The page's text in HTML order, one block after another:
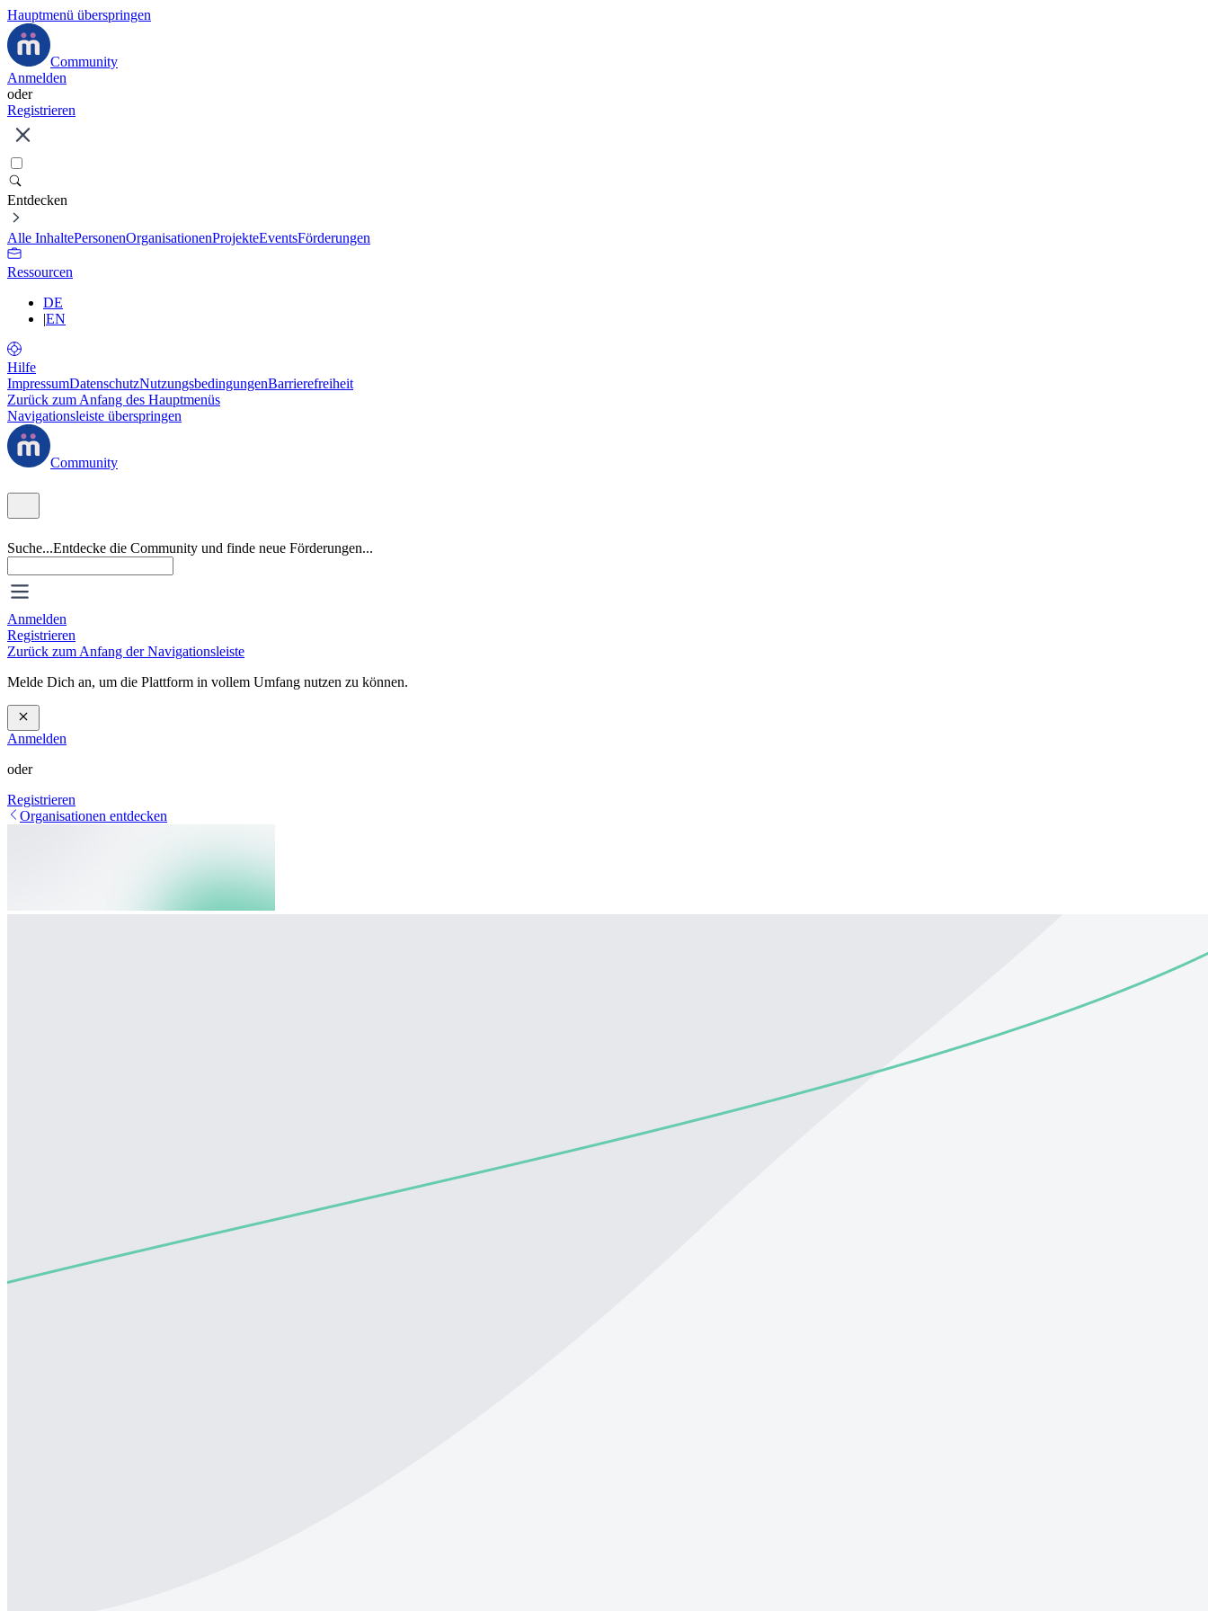
Hauptmenü überspringen
Community
Anmelden
oder
Registrieren
Entdecken
Alle InhaltePersonenOrganisationenProjekteEventsFörderungen
Ressourcen
DE
|EN
Hilfe
ImpressumDatenschutzNutzungsbedingungenBarrierefreiheit
Zurück zum Anfang des Hauptmenüs
Navigationsleiste überspringen
Community
Suche...Entdecke die Community und finde neue Förderungen...
Anmelden
Registrieren
Zurück zum Anfang der Navigationsleiste
Melde Dich an, um die Plattform in vollem Umfang nutzen zu können.
Anmelden
oder
Registrieren
Organisationen entdecken